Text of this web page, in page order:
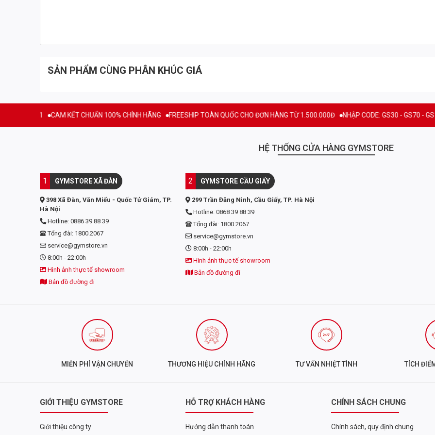
SẢN PHẨM CÙNG PHÂN KHÚC GIÁ
CAM KẾT CHUẨN 100% CHÍNH HÃNG FREESHIP TOÀN QUỐC CHO ĐƠN HÀNG TỪ 1.500.000Đ NHẬP CODE: GS30 - GS70 - GS100
HỆ THỐNG CỬA HÀNG GYMSTORE
1 GYMSTORE XÃ ĐÀN
398 Xã Đàn, Văn Miếu - Quốc Tử Giám, TP.
Hà Nội
Hotline: 0886 39 88 39
Tổng đài: 1800.2067
service@gymstore.vn
8:00h - 22:00h
Hình ảnh thực tế showroom
Bản đồ đường đi
2 GYMSTORE CẦU GIẤY
299 Trần Đăng Ninh, Cầu Giấy, TP. Hà Nội
Hotline: 0868 39 88 39
Tổng đài: 1800.2067
service@gymstore.vn
8:00h - 22:00h
Hình ảnh thực tế showroom
Bản đồ đường đi
MIỄN PHÍ VẬN CHUYỂN THƯƠNG HIỆU CHÍNH HÃNG TƯ VẤN NHIỆT TÌNH TÍCH
GIỚI THIỆU GYMSTORE
Giới thiệu công ty
HỖ TRỢ KHÁCH HÀNG
Hướng dẫn thanh toán
CHÍNH SÁCH CHUNG
Chính sách, quy định chung